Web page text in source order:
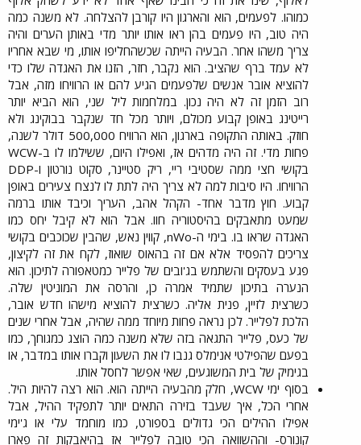
כמוהו. לפעמים, הוא והארגון היו קורבן להצלחה. לא משנה כמה
היה טוב, היו פעמים בהן ראו אותו יותר מדי באותן הערים והיה
צריך משהו אחר. הבעיה הייתה שכשהחליפו אותו, מי שבא אחריו
לא עמד ברף שהציב. הוא נקבר, חזר, הזנו את האגדה שלו כדי
להוציא אובר אנשים שלפעמים הגיע להם או הרוויחו מזה, אבל
רוב הזמן זה לא היה נכון. במלחמות ליל שני, הוא הביא יותר
רייטינג באופן קבוע מכולם, ויותר מכל חד שנקבר בבוקינג ולא
חוזק. באותה התקופה בארגון, הוא הרוויח 500,000 דולר לשנה,
פחות מדי. זה היה מדהים אז, ואפילו היום, ששילמו לו ב-WCW
בקושי חצי ממה שסטיבי ריי, ריק סטיינר, סקוט נורטון ו-DDP
הרוויחו. היו סיבות למה לא צריך היה לתת לו לנצח צעירים באופן
קבוע. חוץ מדבר אחד- הקהל אהב, העריך וכיבד אותו ברמה
שמעט מתאבקים בהיסטוריה חוו. אבל הוא לא קיבל יחס כמו
האגדה שראו בו. בימי ה-nWo, קווין נאש, שהבין שכוכבים בקושי
צריכים להפסיד אלא אם זה בהאוס שואוז, לקח את זה לקיצון,
פגע בעסקים והשתמש בג'ובים של פלייר כמטאפורה לתיכון. הוא
הנערה בתיכון שתמיד אמרה כן, והרסה את המוניטין שלה.
כשרצית לזיין, פנית אליה. כשרצית להוציא מישהו חדש אובר,
הלכת לפלייר. לכן נראה פחות מיוחד ממה שהיה, אבל אחרי שנים
של כעס, פלייר התגאה בזה שלא משנה כמה הוצג כמגוחך, כמו
בפעם שהפילטי אנימלס גנבו לו את השעון וקברו אותו במדבר, או
בגימיק של בית המשוגעים, שאי אפשר לחסל אותו.​
בסוף ימי WCW, חלק מהבעיה הייתה הוא. הוא רצה להיות היל.
אחרי הכל, איך שעבד בזירה התאים יותר לתפקיד ההיל, אבל
אפילו ההילים הכי גדולים בספורט, כמו מוחמד עלי או ג'ימי
קונורס- וההשוואה הכי טובה לפלייר אז בהיאבקות זה פארו